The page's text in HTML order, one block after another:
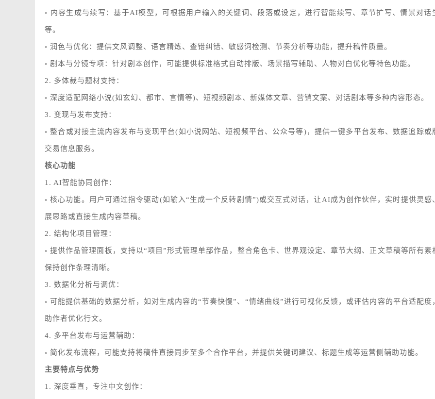
◦ 内容生成与续写：基于AI模型，可根据用户输入的关键词、段落或设定，进行智能续写、章节扩写、情景对话
等。
◦ 润色与优化：提供文风调整、语言精炼、查错纠错、敏感词检测、节奏分析等功能，提升稿件质量。
◦ 剧本与分镜专项：针对剧本创作，可能提供标准格式自动排版、场景描写辅助、人物对白优化等特色功能。
2. 多体裁与题材支持：
◦ 深度适配网络小说(如玄幻、都市、言情等)、短视频剧本、新媒体文章、营销文案、对话剧本等多种内容形态。
3. 变现与发布支持：
◦ 整合或对接主流内容发布与变现平台(如小说网站、短视频平台、公众号等)，提供一键多平台发布、数据追踪或
交易信息服务。
核心功能
1. AI智能协同创作：
◦ 核心功能。用户可通过指令驱动(如输入“生成一个反转剧情”)或交互式对话，让AI成为创作伙伴，实时提供灵感
展思路或直接生成内容草稿。
2. 结构化项目管理：
◦ 提供作品管理面板，支持以“项目”形式管理单部作品，整合角色卡、世界观设定、章节大纲、正文草稿等所有素
保持创作条理清晰。
3. 数据化分析与调优：
◦ 可能提供基础的数据分析，如对生成内容的“节奏快慢”、“情绪曲线”进行可视化反馈，或评估内容的平台适配度
助作者优化行文。
4. 多平台发布与运营辅助：
◦ 简化发布流程，可能支持将稿件直接同步至多个合作平台，并提供关键词建议、标题生成等运营侧辅助功能。
主要特点与优势
1. 深度垂直，专注中文创作：